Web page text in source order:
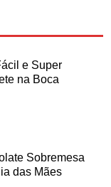
e Super
na Boca
Sobremesa
das Mães